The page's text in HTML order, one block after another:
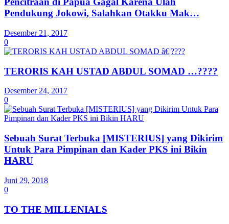
Pendukung Jokowi, Salahkan Otakku Mak…
Desember 21, 2017
0
TERORIS KAH USTAD ABDUL SOMAD …????
Desember 24, 2017
0
Sebuah Surat Terbuka [MISTERIUS] yang Dikirim
Untuk Para Pimpinan dan Kader PKS ini Bikin
HARU
Juni 29, 2018
0
TO THE MILLENIALS